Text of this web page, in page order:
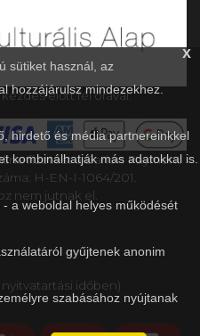
x
sütiket használ, az
hozzájárulsz mindezekhez.
hirdető és média partnereinkkel
kombinálhatják más adatokkal is.
a weboldal helyes működését
gyűjtenek anonim
szabásához nyújtanak
előtt fél órával.
fizetést a Barion Payment
H-EN-I-1064/201.
nem jutnak el.
nyitvatartási időben)